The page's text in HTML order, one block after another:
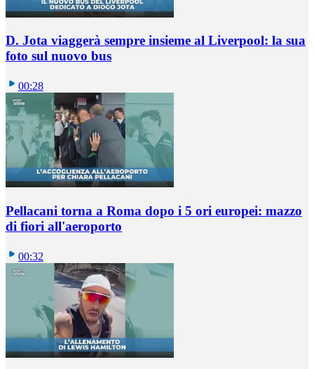
D. Jota viaggerà sempre insieme al Liverpool: la sua
foto sul nuovo bus
00:28
Pellacani torna a Roma dopo i 5 ori europei: mazzo
di fiori all'aeroporto
00:32